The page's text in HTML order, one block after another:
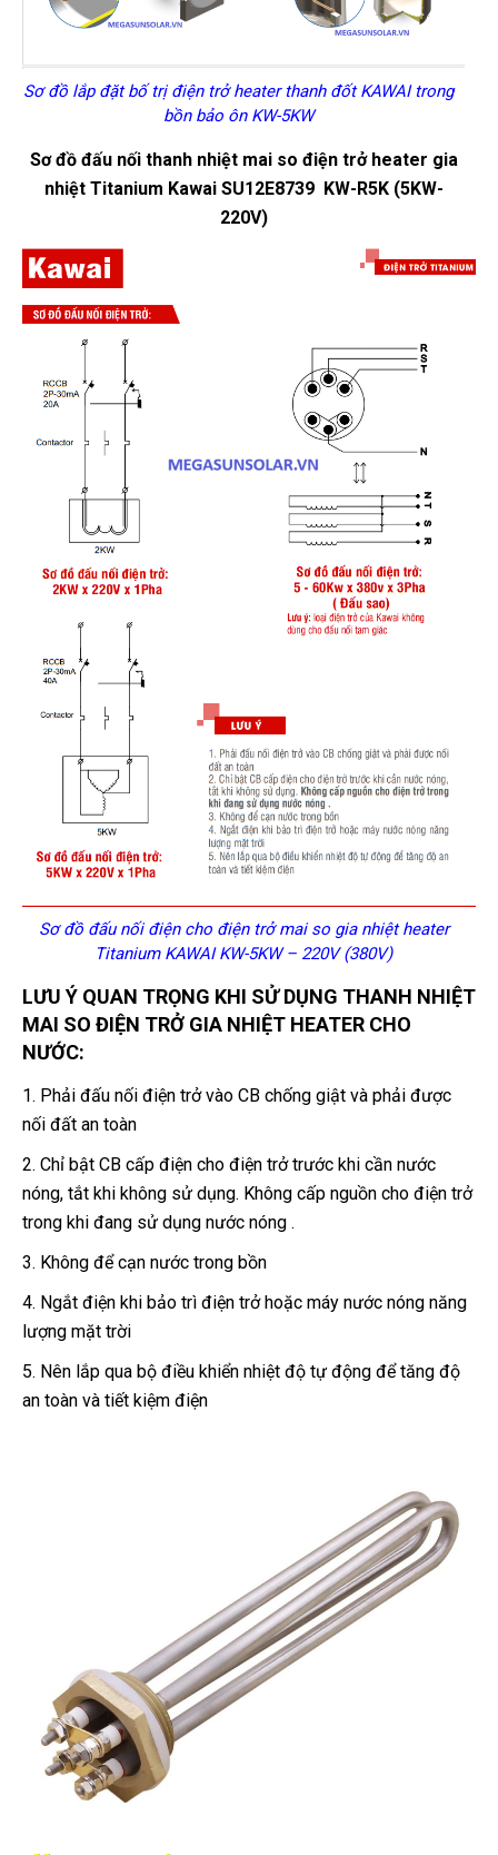
Sơ đồ lắp đặt bố trị điện trở heater thanh đốt KAWAI trong
bồn bảo ôn KW-5KW
Sơ đồ đấu nối thanh nhiệt mai so điện trở heater gia
nhiệtTitanium Kawai SU12E8739 KW-R5K (5KW-
220V)
Sơ đồ đấu nối điện cho điện trở mai so gia nhiệt heater
Titanium KAWAI KW-5KW – 220V (380V)
LƯU Ý QUAN TRỌNG KHI SỬ DỤNG THANH NHIỆT
MAI SO ĐIỆN TRỞ GIA NHIỆT HEATER CHO
NƯỚC:
1. Phải đấu nối điện trở vào CB chống giật và phải được
nối đất an toàn
2. Chỉ bật CB cấp điện cho điện trở trước khi cần nước
nóng, tắt khi không sử dụng. Không cấp nguồn cho điện trở
trong khi đang sử dụng nước nóng .
3. Không để cạn nước trong bồn
4. Ngắt điện khi bảo trì điện trở hoặc máy nước nóng năng
lượng mặt trời
5. Nên lắp qua bộ điều khiển nhiệt độ tự động để tăng độ
an toàn và tiết kiệm điện